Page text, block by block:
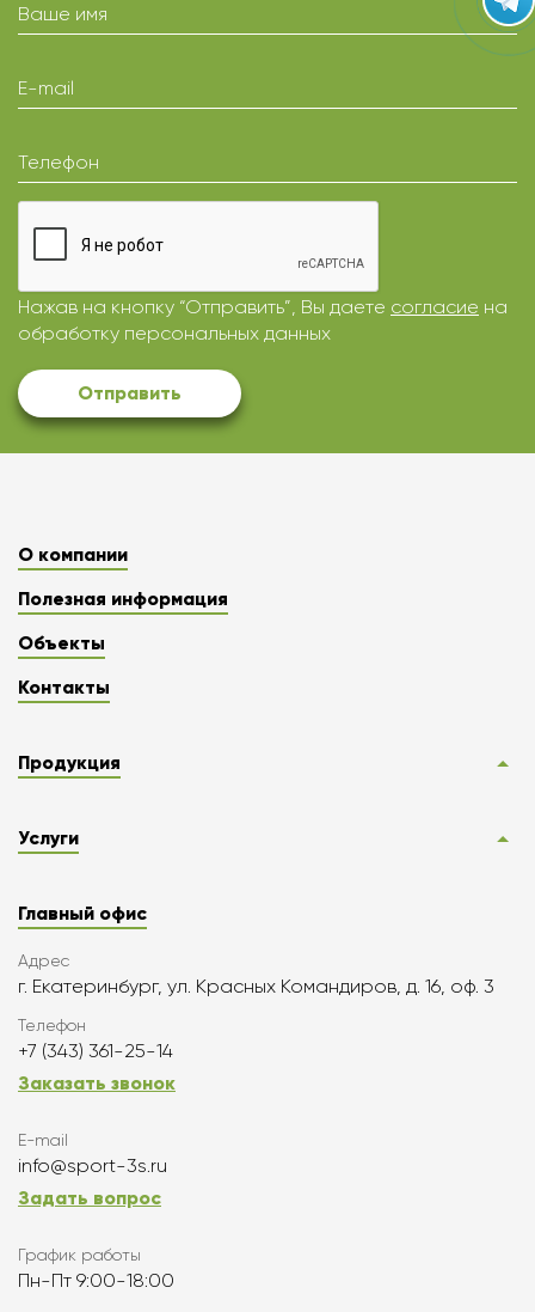
Ваше имя
E-mail
Телефон
Нажав на кнопку “Отправить”, Вы даете согласие на
обработку персональных данных
Отправить
О компании
Полезная информация
Объекты
Контакты
Продукция
Услуги
Главный офис
Адрес
г. Екатеринбург, ул. Красных Командиров, д. 16, оф. 3
Телефон
+7 (343) 361-25-14
Заказать звонок
E-mail
info@sport-3s.ru
Задать вопрос
График работы
Пн-Пт 9:00-18:00